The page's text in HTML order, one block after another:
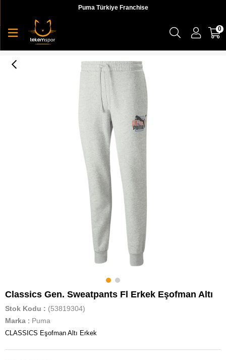
Puma Türkiye Franchise
0
Classics Gen. Sweatpants Fl Erkek Eşofman Altı
Stok Kodu
(53819304)
Marka : Puma
CLASSICS Eşofman Altı Erkek